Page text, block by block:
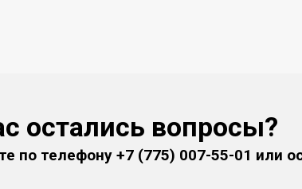
остались вопросы?
по телефону+7 (775) 007-55-01 или